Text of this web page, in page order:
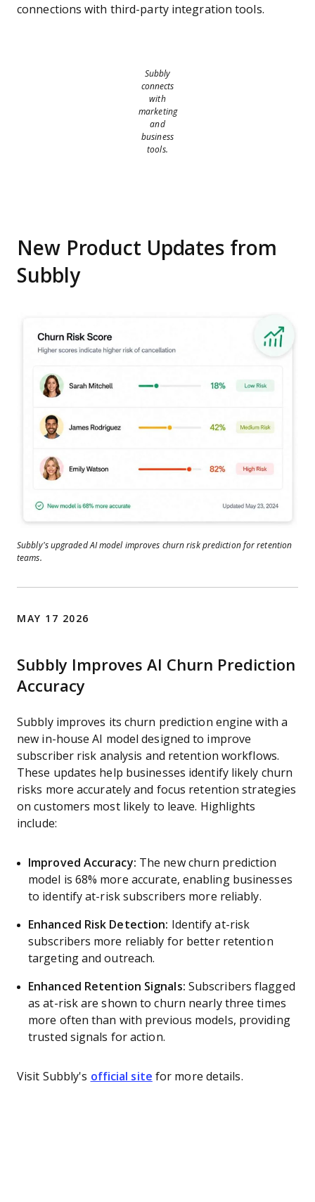
connections with third-party integration tools.
Subbly
connects
with
marketing
and
business
tools.
New Product Updates from
Subbly
Subbly’s upgraded AI model improves churn risk prediction for retention
teams.
MAY 17 2026
Subbly Improves AI Churn Prediction
Accuracy
Subbly improves its churn prediction engine with a
new in-house AI model designed to improve
subscriber risk analysis and retention workflows.
These updates help businesses identify likely churn
risks more accurately and focus retention strategies
on customers most likely to leave. Highlights
include:
Improved Accuracy: The new churn prediction
model is 68% more accurate, enabling businesses
to identify at-risk subscribers more reliably.
Enhanced Risk Detection: Identify at-risk
subscribers more reliably for better retention
targeting and outreach.
Enhanced Retention Signals: Subscribers flagged
as at-risk are shown to churn nearly three times
more often than with previous models, providing
trusted signals for action.
Visit Subbly's official site for more details.